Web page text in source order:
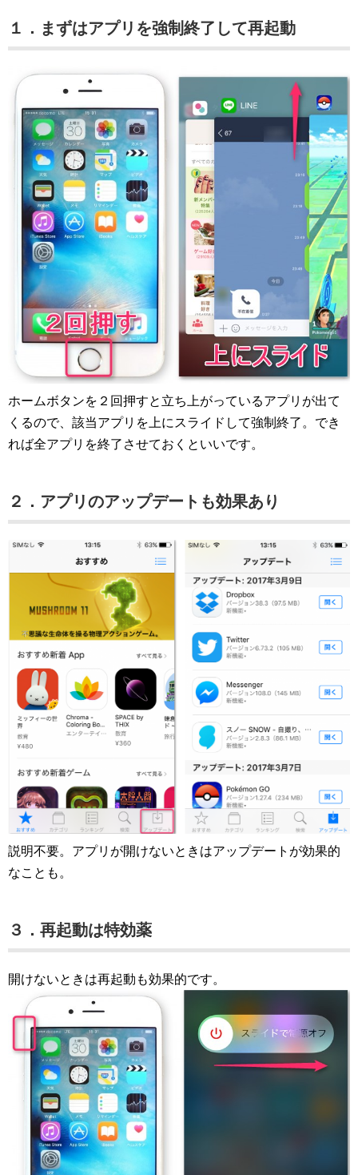
１．まずはアプリを強制終了して再起動
ホームボタンを２回押すと立ち上がっているアプリが出て
くるので、該当アプリを上にスライドして強制終了。でき
れば全アプリを終了させておくといいです。
２．アプリのアップデートも効果あり
説明不要。アプリが開けないときはアップデートが効果的
なことも。
３．再起動は特効薬
開けないときは再起動も効果的です。